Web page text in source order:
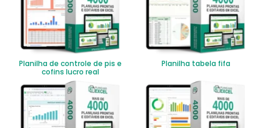
Planilha de controle de pis e
cofins lucro real
Planilha tabela fifa